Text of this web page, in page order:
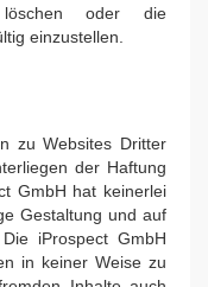
oder die
einzustellen.
zu Websites Dritter
der Haftung
GmbH hat keinerlei
Gestaltung und auf
iProspect GmbH
in keiner Weise zu